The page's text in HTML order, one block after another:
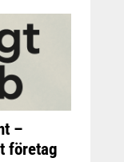
–
företag